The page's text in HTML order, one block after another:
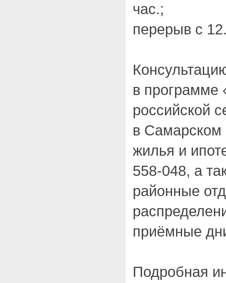
час.;
перерыв с
в
российской
в
жилья и
558-048, а
районные
приёмные
Подробная